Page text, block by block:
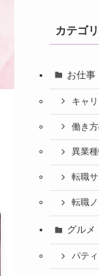
カテゴ
お仕事
キャ
働き
異業
転職
転職
グルメ
パテ